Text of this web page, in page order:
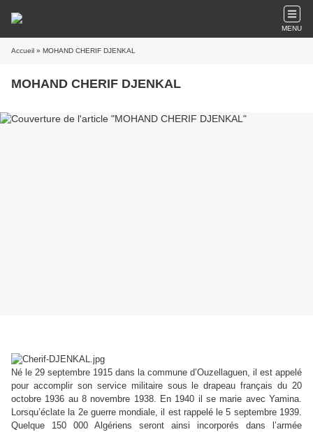
MENU
Accueil » MOHAND CHERIF DJENKAL
MOHAND CHERIF DJENKAL
Né le 29 septembre 1915 dans la commune d’Ouzellaguen, il est appelé
pour accomplir son service militaire sous le drapeau français du 20
octobre 1936 au 8 novembre 1938. En 1940 il se marie avec Yamina.
Lorsqu’éclate la 2e guerre mondiale, il est rappelé le 5 septembre 1939.
Quelque 150 000 Algériens seront ainsi incorporés dans l’armée